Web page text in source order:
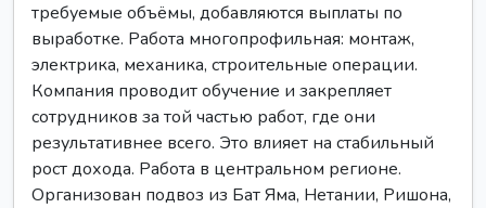
требуемые объёмы, добавляются выплаты по
выработке. Работа многопрофильная: монтаж,
электрика, механика, строительные операции.
Компания проводит обучение и закрепляет
сотрудников за той частью работ, где они
результативнее всего. Это влияет на стабильный
рост дохода. Работа в центральном регионе.
Организован подвоз из Бат Яма, Нетании, Ришона,